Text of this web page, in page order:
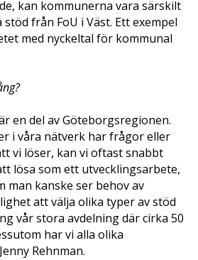
kan kommunerna vara särskilt
från FoU i Väst. Ett exempel
med nyckeltal för kommunal
en del av Göteborgsregionen.
i våra nätverk har frågor eller
vi löser, kan vi oftast snabbt
lösa som ett utvecklingsarbete,
man kanske ser behov av
att välja olika typer av stöd
vår stora avdelning där cirka 50
har vi alla olika
Rehnman.